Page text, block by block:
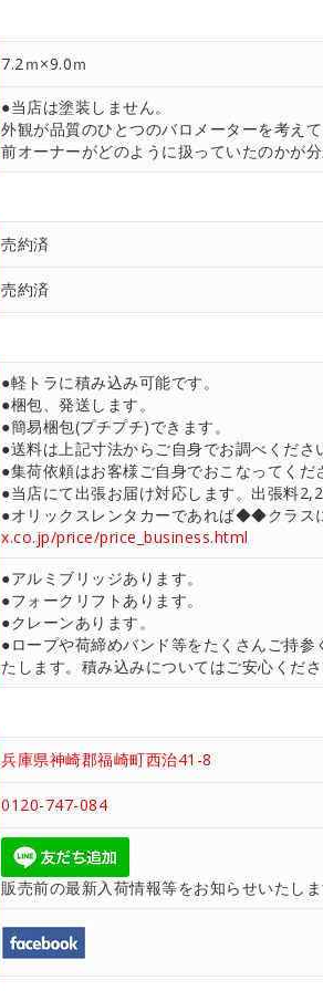
7.2ｍ×9.0ｍ
●当店は塗装しません。
外観が品質のひとつのバロメーターを考えて
前オーナーがどのように扱っていたのかが分
売約済
売約済
●軽トラに積み込み可能です。
●梱包、発送します。
●簡易梱包(プチプチ)できます。
●送料は上記寸法からご自身でお調べくださ
●集荷依頼はお客様ご自身でおこなってくだ
●当店にて出張お届け対応します。出張料
●オリックスレンタカーであれば◆◆クラス
x.co.jp/price/price_business.html
●アルミブリッジあります。
●フォークリフトあります。
●クレーンあります。
●ロープや荷締めバンド等をたくさんご持
たします。積み込みについてはご安心くだ
兵庫県神崎郡福崎町西治41-8
0120-747-084
販売前の最新入荷情報等をお知らせいたしま